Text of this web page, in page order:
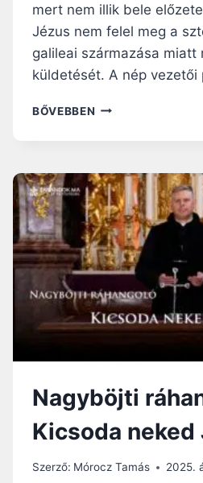
mert nem illik bele
Jézus nem felel meg a
galileai származása miatt
küldetését. A nép vezetői
BŐVEBBEN NAGYBÖJTI
–
TANÚSÁGTÉTEL
A
Nagyböjti
Kicsoda neked
Szerző: Mórocz Tamás 2025.